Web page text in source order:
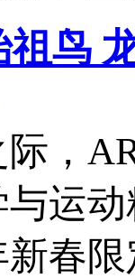
鸟
，
运
春